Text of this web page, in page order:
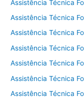
Assistência Técnica
Assistência Técnica
Assistência Técnica
Assistência Técnica
Assistência Técnica
Assistência Técnica
Assistência Técnica